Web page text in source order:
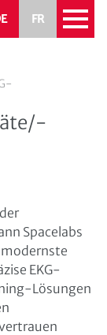
FR
Spacelabs
modernste
EKG-
Lösungen